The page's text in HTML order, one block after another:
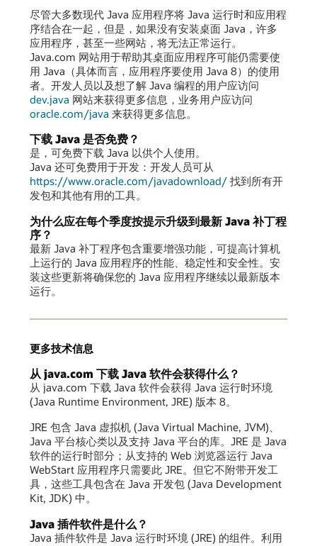
尽管大多数现代 Java 应用程序将 Java 运行时和应用程
序结合在一起，但是，如果没有安装桌面 Java，许多
应用程序，甚至一些网站，将无法正常运行。
Java.com 网站用于帮助其桌面应用程序可能仍需要使
用 Java（具体而言，应用程序要使用 Java 8）的使用
者。开发人员以及想了解 Java 编程的用户应访问
dev.java 网站来获得更多信息，业务用户应访问
oracle.com/java 来获得更多信息。
下载 Java 是否免费？
是，可免费下载 Java 以供个人使用。
Java 还可免费用于开发：开发人员可从
https://www.oracle.com/javadownload/ 找到所有开
发包和其他有用的工具。
为什么应在每个季度按提示升级到最新 Java 补丁程
序？
最新 Java 补丁程序包含重要增强功能，可提高计算机
上运行的 Java 应用程序的性能、稳定性和安全性。安
装这些更新将确保您的 Java 应用程序继续以最新版本
运行。
更多技术信息
从 java.com 下载 Java 软件会获得什么？
从 java.com 下载 Java 软件会获得 Java 运行时环境
(Java Runtime Environment, JRE) 版本 8。
JRE 包含 Java 虚拟机 (Java Virtual Machine, JVM)、
Java 平台核心类以及支持 Java 平台的库。JRE 是 Java
软件的运行时部分；从支持的 Web 浏览器运行 Java
WebStart 应用程序只需要此 JRE。但它不附带开发工
具，这些工具包含在 Java 开发包 (Java Development
Kit, JDK) 中。
Java 插件软件是什么？
Java 插件软件是 Java 运行时环境 (JRE) 的组件。利用